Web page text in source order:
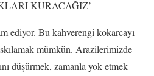
KURACAĞIZ’
ediyor. Bu kahverengi kokarcayı
mümkün. Arazilerimizde
düşürmek, zamanla yok etmek